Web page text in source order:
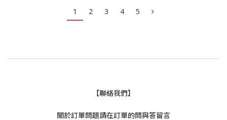
1 2 3 4 5
【聯絡我們】
關於訂單問題請在訂單的問與答留言